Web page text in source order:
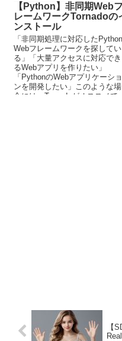
【Python】非同期Webフ
レームワークTornadoの
ンストール
「非同期処理に対応したPython
Webフレームワークを探してい
る」「大量アクセスに対応でき
るWebアプリを作りたい」
「PythonのWebアプリケーショ
ンを開発したい」このような場
合には、Tornadoがオススメで
【